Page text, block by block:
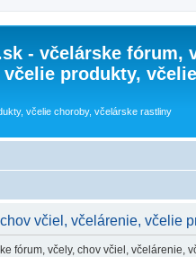
- včelárske fórum,
produkty,
včelie choroby, včelárske rastliny
včiel, včelárenie, včelie
fórum, včely, chov včiel, včelárenie,